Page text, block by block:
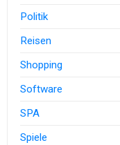
Politik
Reisen
Shopping
Software
SPA
Spiele